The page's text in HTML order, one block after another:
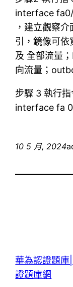
interface
，建立觀察
引，鏡像可依
及 全部流量
向流量；
步驟 3 執行
interface fa
10 5 月, 2024
華為認證題
證題庫網